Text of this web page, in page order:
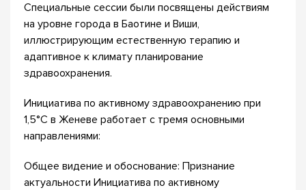
Специальные сессии были посвящены действиям
на уровне города в Баотине и Виши,
иллюстрирующим естественную терапию и
адаптивное к климату планирование
здравоохранения.
Инициатива по активному здравоохранению при
1,5°C в Женеве работает с тремя основными
направлениями:
Общее видение и обоснование: Признание
актуальности Инициатива по активному